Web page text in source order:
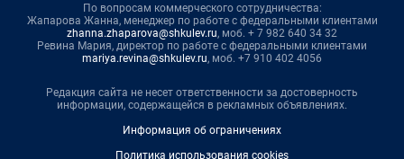
По вопросам коммерческого сотрудничества:
Жапарова Жанна, менеджер по работе с федеральными клиентами
zhanna.zhaparova@shkulev.ru, моб. + 7 982 640 34 32
Ревина Мария, директор по работе с федеральными клиентами
mariya.revina@shkulev.ru, моб. +7 910 402 4056
Редакция сайта не несет ответственности за достоверность
информации, содержащейся в рекламных объявлениях.
Информация об ограничениях
Политика использования cookies